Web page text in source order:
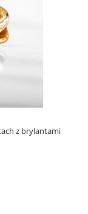
z brylantami